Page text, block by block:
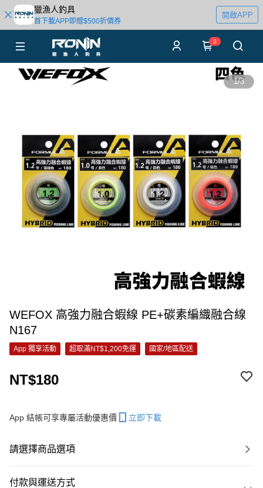
獵漁人釣具
首下載APP即贈$500折價券
開啟APP
0
1/3
WEFOX 高強力融合蝦線 PE+碳素編織融合線
N167
App 獨享活動 超取滿NT$1,200免運 國家/地區配送
NT$180
App 結帳可享專屬活動優惠價 立即下載
請選擇商品選項
付款與運送方式